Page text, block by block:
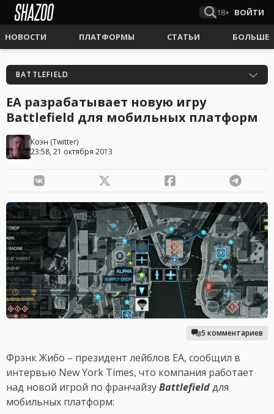
18+ ВОЙТИ
НОВОСТИ ПЛАТФОРМЫ СТАТЬИ БОЛЬШЕ
BATTLEFIELD
EA разрабатывает новую игру
Battlefield для мобильных платформ
Коэн (Twitter)
23:58, 21 октября 2013
5 комментариев
Фрэнк Жибо – президент лейблов EA, сообщил в
интервью New York Times, что компания работает
над новой игрой по франчайзуBattlefieldдля
мобильных платформ: